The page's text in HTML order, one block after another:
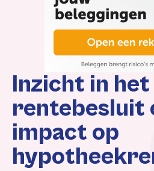
Inzicht in het
rentebesluit
impact op